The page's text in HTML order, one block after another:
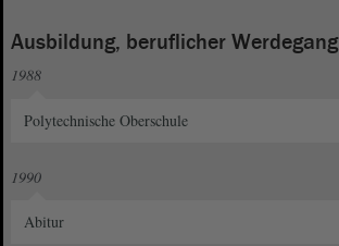
Ausbildung, beruflicher Werdegang
1988
Polytechnische Oberschule
1990
Abitur